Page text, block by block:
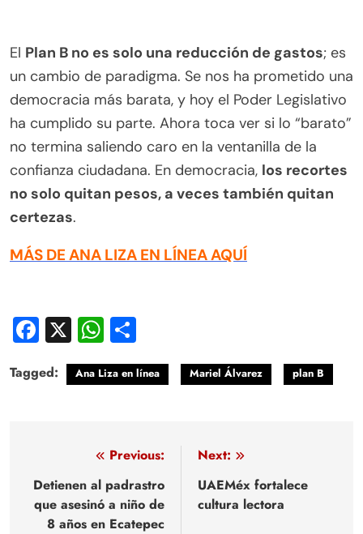
El Plan B no es solo una reducción de gastos; es
un cambio de paradigma. Se nos ha prometido una
democracia más barata, y hoy el Poder Legislativo
ha cumplido su parte. Ahora toca ver si lo “barato”
no termina saliendo caro en la ventanilla de la
confianza ciudadana. En democracia, los recortes
no solo quitan pesos, a veces también quitan
certezas.
MÁS DE ANA LIZA EN LÍNEA AQUÍ
Facebook
X WhatsApp
Tagged: Ana Liza en línea Mariel Álvarez plan B
Navegación
de
entradas
Previous:
Detienen al padrastro
que asesinó a niño de
8 años en Ecatepec
Next:
UAEMéx fortalece
cultura lectora